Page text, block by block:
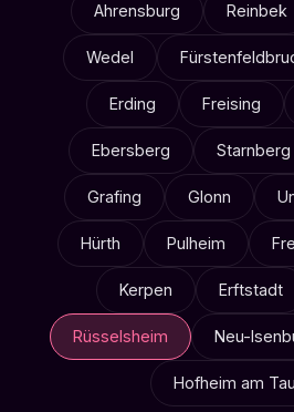
Ahrensburg Reinbek
Wedel
Erding Freising
Ebersberg Starnberg
Grafing Glonn
Hürth Pulheim
Kerpen Erftstadt
Rüsselsheim Neu-
Hofheim am